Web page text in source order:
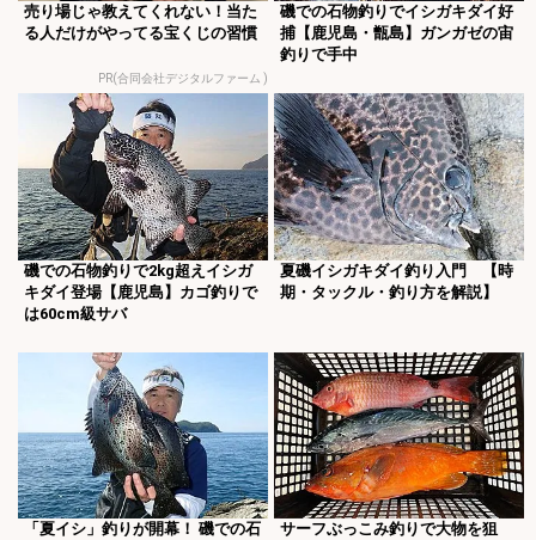
売り場じゃ教えてくれない！当た
る人だけがやってる宝くじの習慣
PR(合同会社デジタルファーム )
磯での石物釣りでイシガキダイ好
捕【鹿児島・甑島】ガンガゼの宙
釣りで手中
磯での石物釣りで2kg超えイシガ
キダイ登場【鹿児島】カゴ釣りで
は60cm級サバ
夏磯イシガキダイ釣り入門 【時
期・タックル・釣り方を解説】
「夏イシ」釣りが開幕！ 磯での石
サーフぶっこみ釣りで大物を狙